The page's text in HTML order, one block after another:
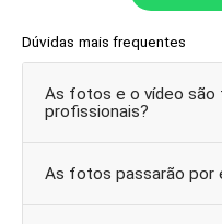
Dúvidas mais frequentes
As fotos e o vídeo
profissionais?
As fotos passarão por